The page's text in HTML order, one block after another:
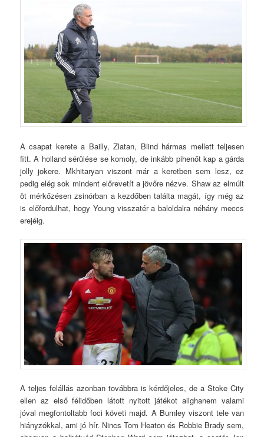
A csapat kerete a Bailly, Zlatan, Blind hármas mellett teljesen
fitt. A holland sérülése se komoly, de inkább pihenőt kap a gárda
jolly jokere. Mkhitaryan viszont már a keretben sem lesz, ez
pedig elég sok mindent előrevetít a jövőre nézve. Shaw az elmúlt
öt mérkőzésen zsinórban a kezdőben találta magát, így még az
is előfordulhat, hogy Young visszatér a baloldalra néhány meccs
erejéig.
A teljes felállás azonban továbbra is kérdőjeles, de a Stoke City
ellen az első félidőben látott nyitott játékot alighanem valami
jóval megfontoltabb foci követi majd. A Burnley viszont tele van
hiányzókkal, ami jó hír. Nincs Tom Heaton és Robbie Brady sem,